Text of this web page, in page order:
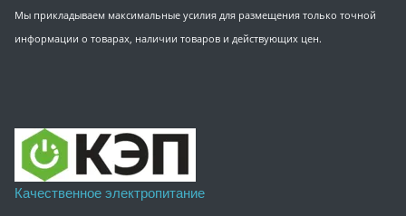
Мы прикладываем максимальные усилия для размещения только точной
информации о товарах, наличии товаров и действующих цен.
Качественное электропитание